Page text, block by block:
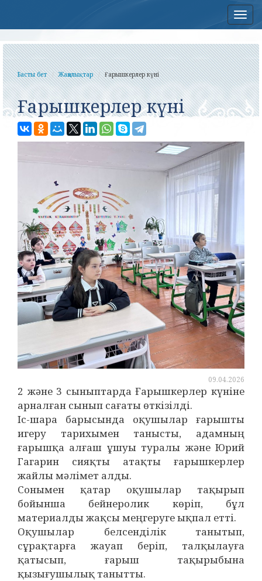
Басты бет Жаңалықтар Ғарышкерлер күні
Ғарышкерлер күні
09.04.2026
2 және 3 сыныптарда Ғарышкерлер күніне
арналған сынып сағаты өткізілді.
Іс-шара барысында оқушылар ғарышты
игеру тарихымен танысты, адамның
ғарышқа алғаш ұшуы туралы және Юрий
Гагарин сияқты атақты ғарышкерлер
жайлы мәлімет алды.
Сонымен қатар оқушылар тақырып
бойынша бейнеролик көріп, бұл
материалды жақсы меңгеруге ықпал етті.
Оқушылар белсенділік танытып,
сұрақтарға жауап беріп, талқылауға
қатысып, ғарыш тақырыбына
қызығушылық танытты.